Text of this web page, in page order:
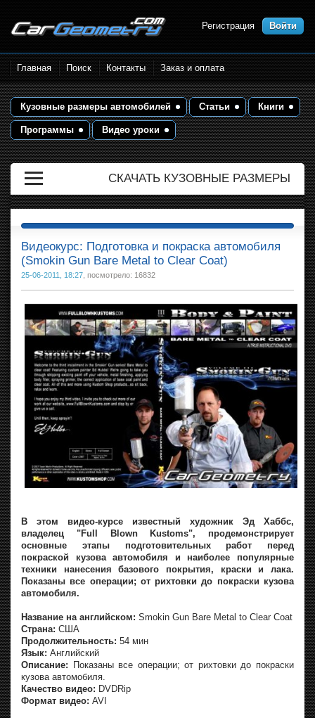
Размеры кузова автомобилей.
Контрольные точки и кузовные
размеры. Геометрия кузова
Регистрация Войти
Главная Поиск Контакты Заказ и оплата
Кузовные размеры автомобилей Статьи Книги
Программы Видео уроки
СКАЧАТЬ КУЗОВНЫЕ РАЗМЕРЫ
Видеокурс: Подготовка и покраска автомобиля
(Smokin Gun Bare Metal to Clear Coat)
25-06-2011, 18:27 , посмотрело: 16832
В этом видео-курсе известный художник Эд Хаббс,
владелец "Full Blown Kustoms", продемонстрирует
основные этапы подготовительных работ перед
покраской кузова автомобиля и наиболее популярные
техники нанесения базового покрытия, краски и лака.
Показаны все операции; от рихтовки до покраски кузова
автомобиля.
Название на английском: Smokin Gun Bare Metal to Clear Coat
Страна: США
Продолжительность: 54 мин
Язык: Английский
Описание: Показаны все операции; от рихтовки до покраски
кузова автомобиля.
Качество видео: DVDRip
Формат видео: AVI